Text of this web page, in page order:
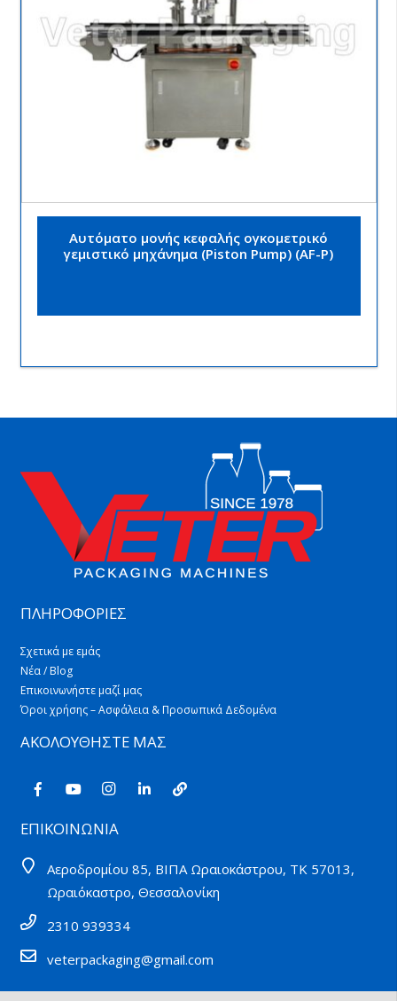
Αυτόματο μονής κεφαλής ογκομετρικό
γεμιστικό μηχάνημα (Piston Pump) (AF-P)
ΠΛΗΡΟΦΟΡΙΕΣ
Σχετικά με εμάς
Νέα / Blog
Επικοινωνήστε μαζί μας
Όροι χρήσης – Ασφάλεια & Προσωπικά Δεδομένα
ΑΚΟΛΟΥΘΗΣΤΕ ΜΑΣ
ΕΠΙΚΟΙΝΩΝΙΑ
Αεροδρομίου 85, ΒΙΠΑ Ωραιοκάστρου, ΤΚ 57013,
Ωραιόκαστρο, Θεσσαλονίκη
2310 939334
veterpackaging@gmail.com